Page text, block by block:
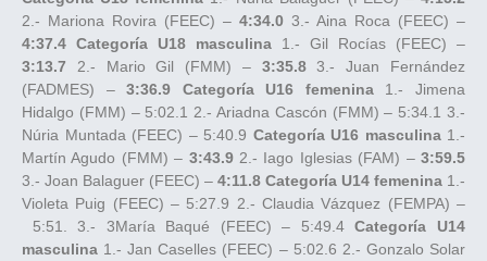
2.- Mariona Rovira (FEEC) – 4:34.0 3.- Aina Roca (FEEC) –
4:37.4 Categoría U18 masculina 1.- Gil Rocías (FEEC) –
3:13.7 2.- Mario Gil (FMM) – 3:35.83.- Juan Fernández
(FADMES) –3:36.9 Categoría U16 femenina1.- Jimena
Hidalgo (FMM) – 5:02.1 2.- Ariadna Cascón (FMM) – 5:34.1 3.-
Núria Muntada (FEEC) – 5:40.9 Categoría U16 masculina1.-
Martín Agudo (FMM) – 3:43.92.- Iago Iglesias (FAM) –3:59.5
3.- Joan Balaguer (FEEC) – 4:11.8 Categoría U14 femenina 1.-
Violeta Puig (FEEC) – 5:27.9 2.- Claudia Vázquez (FEMPA) –
5:51. 3.- 3María Baqué (FEEC) – 5:49.4Categoría U14
masculina 1.- Jan Caselles (FEEC) – 5:02.6 2.- Gonzalo Solar